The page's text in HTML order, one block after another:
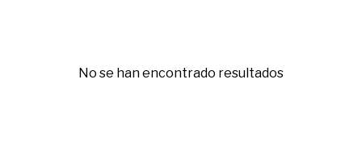
No se han encontrado resultados